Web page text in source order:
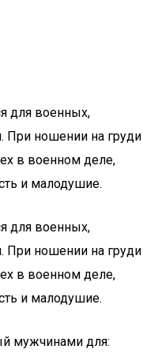
для военных,
При ношении на груди
в военном деле,
и малодушие.
для военных,
При ношении на груди
в военном деле,
и малодушие.
мужчинами для: